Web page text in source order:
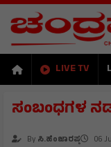
LIVE TV
ಸಂಬಂಧಗಳ
By ಸಿ.ಹೆಂಜಾರಪ್ಪ 06